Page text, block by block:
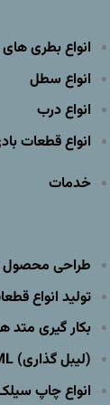
انواع بطری های
انواع سطل
انواع درب
انواع قطعات
خدمات
طراحی محصول
تولید انواع
بکار گیری متد
(لیبل گذاری) BML_IML
انواع چاپ